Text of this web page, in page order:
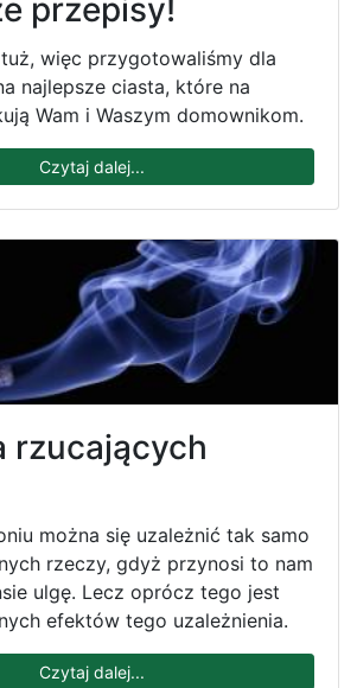
przepisy!
więc przygotowaliśmy dla
najlepsze ciasta, które na
Wam i Waszym domownikom.
Czytaj dalej...
rzucających
można się uzależnić tak samo
rzeczy, gdyż przynosi to nam
ulgę. Lecz oprócz tego jest
efektów tego uzależnienia.
Czytaj dalej...